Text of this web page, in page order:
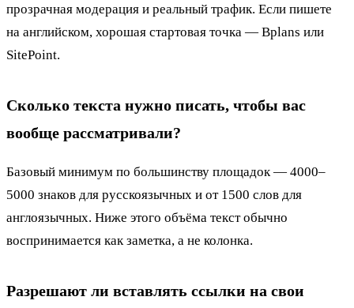
прозрачная модерация и реальный трафик. Если пишете
на английском, хорошая стартовая точка — Bplans или
SitePoint.
Сколько текста нужно писать, чтобы вас
вообще рассматривали?
Базовый минимум по большинству площадок — 4000–
5000 знаков для русскоязычных и от 1500 слов для
англоязычных. Ниже этого объёма текст обычно
воспринимается как заметка, а не колонка.
Разрешают ли вставлять ссылки на свои